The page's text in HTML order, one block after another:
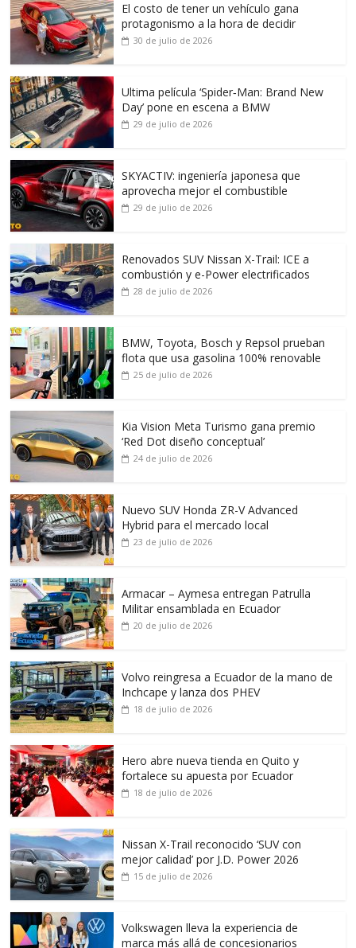
El costo de tener un vehículo gana
protagonismo a la hora de decidir
30 de julio de 2026
Ultima película ‘Spider‑Man: Brand New
Day’ pone en escena a BMW
29 de julio de 2026
SKYACTIV: ingeniería japonesa que
aprovecha mejor el combustible
29 de julio de 2026
Renovados SUV Nissan X-Trail: ICE a
combustión y e-Power electrificados
28 de julio de 2026
BMW, Toyota, Bosch y Repsol prueban
flota que usa gasolina 100% renovable
25 de julio de 2026
Kia Vision Meta Turismo gana premio
‘Red Dot diseño conceptual’
24 de julio de 2026
Nuevo SUV Honda ZR-V Advanced
Hybrid para el mercado local
23 de julio de 2026
Armacar – Aymesa entregan Patrulla
Militar ensamblada en Ecuador
20 de julio de 2026
Volvo reingresa a Ecuador de la mano de
Inchcape y lanza dos PHEV
18 de julio de 2026
Hero abre nueva tienda en Quito y
fortalece su apuesta por Ecuador
18 de julio de 2026
Nissan X-Trail reconocido ‘SUV con
mejor calidad’ por J.D. Power 2026
15 de julio de 2026
Volkswagen lleva la experiencia de
marca más allá de concesionarios